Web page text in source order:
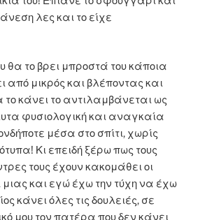
λες και το είχε
θα το βρει μπροστά του κάποια
από μικρός και βλέποντας και
το κάνει το αντιλαμβάνεται ως
φυσιολογική και αναγκαία
μέσα στο σπίτι, χωρίς
Κι επειδή ξέρω πως τους
τους έχουν κακομάθει οι
μιας και εγώ έχω την τύχη να έχω
κάνει όλες τις δουλειές, σε
μου τον πατέρα που δεν κάνει